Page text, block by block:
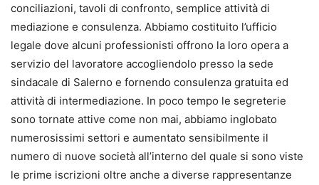
conciliazioni, tavoli di confronto, semplice attività di
mediazione e consulenza. Abbiamo costituito l’ufficio
legale dove alcuni professionisti offrono la loro opera a
servizio del lavoratore accogliendolo presso la sede
sindacale di Salerno e fornendo consulenza gratuita ed
attività di intermediazione. In poco tempo le segreterie
sono tornate attive come non mai, abbiamo inglobato
numerosissimi settori e aumentato sensibilmente il
numero di nuove società all’interno del quale si sono viste
le prime iscrizioni oltre anche a diverse rappresentanze